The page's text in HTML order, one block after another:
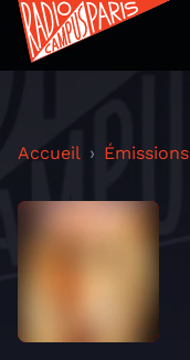
Accueil Émissions